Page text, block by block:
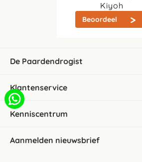
Kiyoh
Beoordeel
De Paardendrogist
Klantenservice
Kenniscentrum
Aanmelden nieuwsbrief